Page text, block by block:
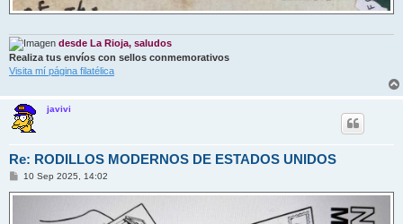
desde La Rioja, saludos
Realiza tus envíos con sellos conmemorativos
Visita mí página filatélica
javivi
Re: RODILLOS MODERNOS DE ESTADOS UNIDOS
M
n
10 Sep 2025, 14:02